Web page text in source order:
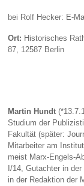
bei Rolf Hecker: E-
Ort: Historisches
87, 12587 Berlin
Martin Hundt
Studium der
Fakultät (später:
Mitarbeiter am
meist Marx-Engels-
I/14, Gutachter in
in der Redaktion der